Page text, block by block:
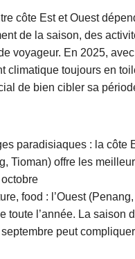
côte Est et Ouest
de la saison, des
voyageur. En 2025,
climatique toujours en
de bien cibler sa
paradisiaques : la côte
Tioman) offre les
food : l’Ouest
toute l’année. La saison
peut